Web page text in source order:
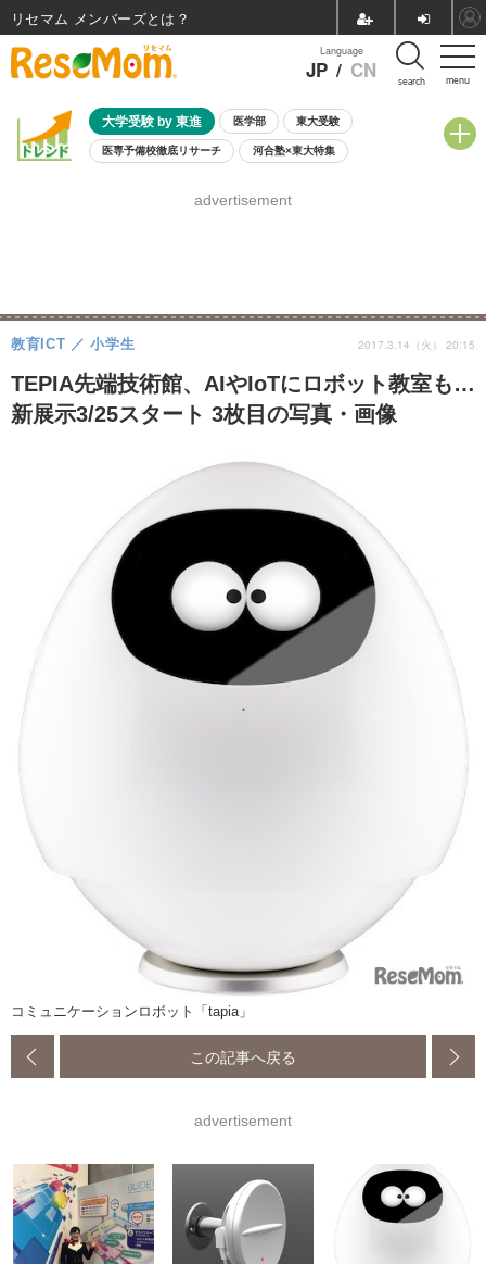
menu
Language
JP / CN search
大学受験 by 東進 医学部 東大受験
医専予備校徹底リサーチ 河合塾×東大特集
8月開催学校説明会・相談会
advertisement
TEPIA先端技術館、AIやIoTにロボット教室も…
新展示3/25スタート 3枚目の写真・画像
教育ICT 小学生 2017.3.14（火） 20:15
コミュニケーションロボット「tapia」
この記事へ戻る
advertisement
リセマム メンバーズ